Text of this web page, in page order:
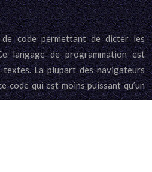
code permettant de dicter les
langage de programmation est
textes. La plupart des navigateurs
code qui est moins puissant qu’un